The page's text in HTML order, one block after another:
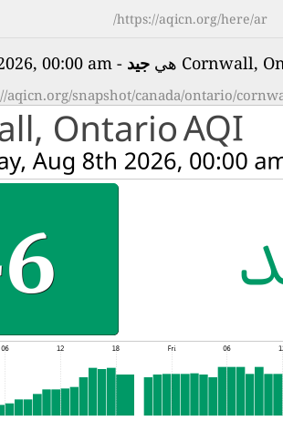
https://aqicn.org/here/ar/
جيد - on Saturday, Aug 8th 2026, 00:00 am
aqicn.org/snapshot/canada/ontario/